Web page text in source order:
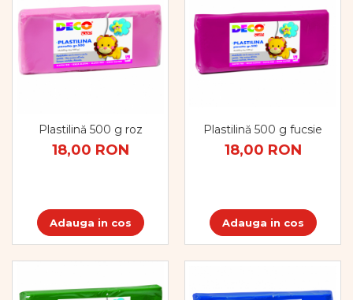
Plastilină 500 g roz
18,00 RON
Adauga in cos
Plastilină 500 g fucsie
18,00 RON
Adauga in cos